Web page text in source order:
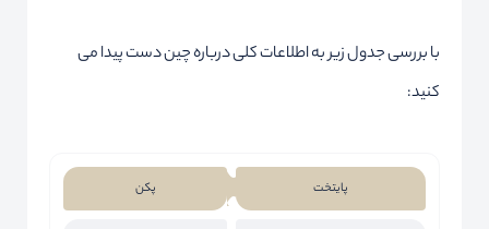
با بررسی جدول زیر به اطلاعات کلی درباره چین دست پیدا می
کنید:
پایتخت پکن